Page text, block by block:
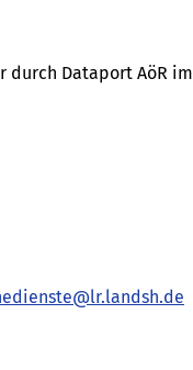
durch Dataport AöR im